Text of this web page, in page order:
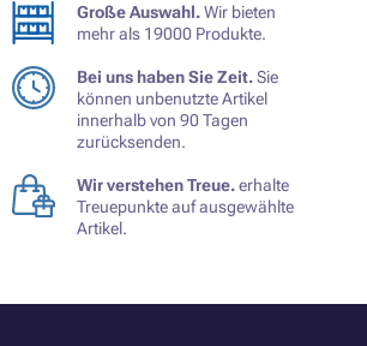
Große Auswahl.Wir bieten
mehr als 19000 Produkte.
Bei uns haben Sie Zeit.Sie
können unbenutzte Artikel
innerhalb von 90 Tagen
zurücksenden.
Wir verstehen Treue.erhalte
Treuepunkte auf ausgewählte
Artikel.